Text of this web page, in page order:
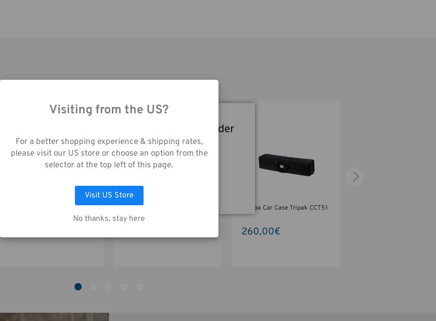
Tenba Car Case Tripak CCT51
260,00€
die Nutzung unserer Website stimmen Sie der
gemäß unserer
zu.
AUSWAHL ANPASSEN ALLE COOKIES AKZEPTIEREN
Visiting from the US?
For a better shopping experience & shipping rates,
please visit our US store or choose an option from the
selector at the top left of this page.
Visit US Store
No thanks, stay here